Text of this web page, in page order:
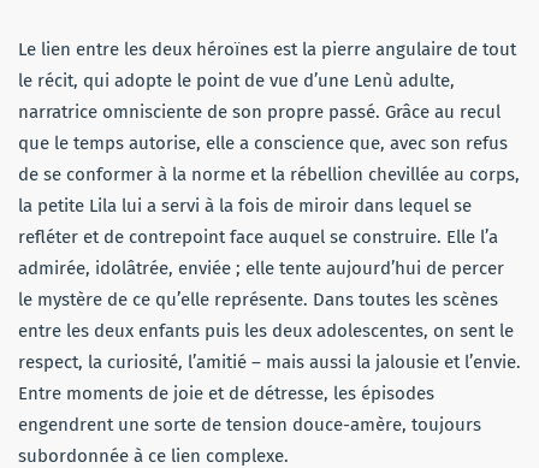
Le lien entre les deux héroïnes est la pierre angulaire de tout
le récit, qui adopte le point de vue d’une Lenù adulte,
narratrice omnisciente de son propre passé. Grâce au recul
que le temps autorise, elle a conscience que, avec son refus
de se conformer à la norme et la rébellion chevillée au corps,
la petite Lila lui a servi à la fois de miroir dans lequel se
refléter et de contrepoint face auquel se construire. Elle l’a
admirée, idolâtrée, enviée ; elle tente aujourd’hui de percer
le mystère de ce qu’elle représente. Dans toutes les scènes
entre les deux enfants puis les deux adolescentes, on sent le
respect, la curiosité, l’amitié – mais aussi la jalousie et l’envie.
Entre moments de joie et de détresse, les épisodes
engendrent une sorte de tension douce-amère, toujours
subordonnée à ce lien complexe.